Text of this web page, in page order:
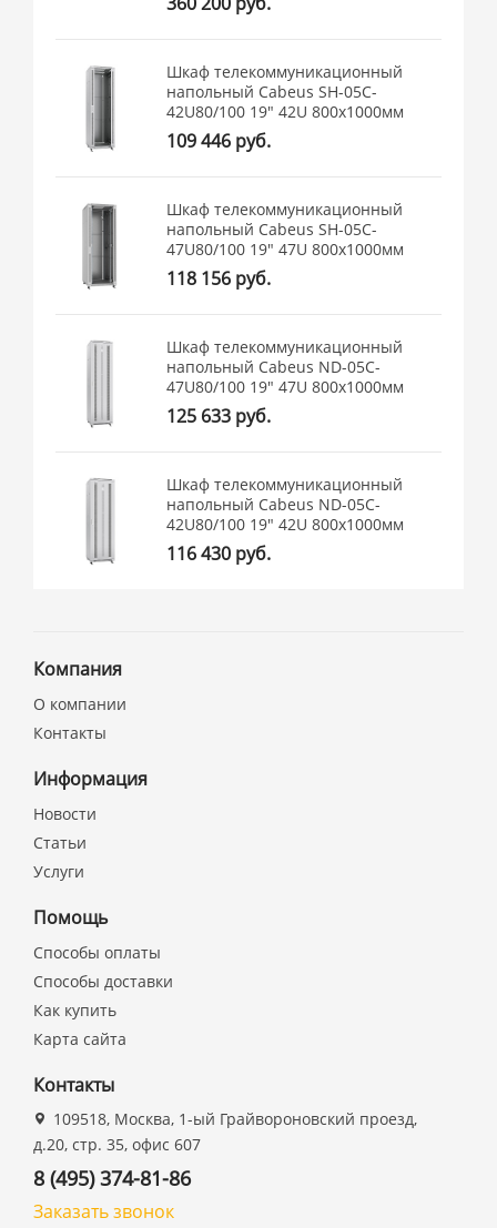
Шкаф телекоммуникационный
напольный Cabeus SH-05C-
42U80/100 19" 42U 800x1000мм
109 446 руб.
Шкаф телекоммуникационный
напольный Cabeus SH-05C-
47U80/100 19" 47U 800x1000мм
118 156 руб.
Шкаф телекоммуникационный
напольный Cabeus ND-05C-
47U80/100 19" 47U 800x1000мм
125 633 руб.
Шкаф телекоммуникационный
напольный Cabeus ND-05C-
42U80/100 19" 42U 800x1000мм
116 430 руб.
Компания
О компании
Контакты
Информация
Новости
Статьи
Услуги
Помощь
Способы оплаты
Способы доставки
Как купить
Карта сайта
Контакты
109518, Москва, 1-ый Грайвороновский проезд,
д.20, стр. 35, офис 607
8 (495) 374-81-86
Заказать звонок